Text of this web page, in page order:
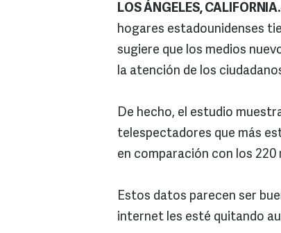
LOS ÁNGELES,
hogares estadounidenses
sugiere que los medios
la atención de los
De hecho, el estudio
telespectadores que más
en comparación con los 220
Estos datos parecen ser
internet les esté quitando